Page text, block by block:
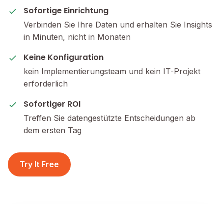
Sofortige Einrichtung
Verbinden Sie Ihre Daten und erhalten Sie Insights
in Minuten, nicht in Monaten
Keine Konfiguration
kein Implementierungsteam und kein IT-Projekt
erforderlich
Sofortiger ROI
Treffen Sie datengestützte Entscheidungen ab
dem ersten Tag
Try It Free